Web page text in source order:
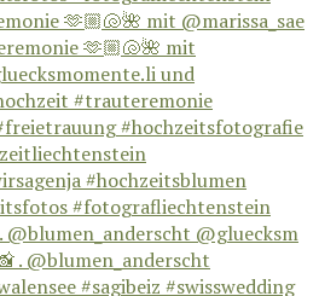
🫶🏼🐚🌺 mit @marissa_sae
@blumen_anderscht @gluecksm